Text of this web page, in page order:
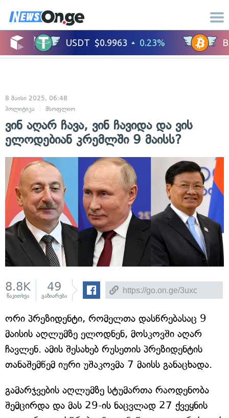
8 მაისი 2025, 06:48
პოლიტიკა
მსოფლიო
ვინ აღარ ჩავა, ვინ ჩავიდა და ვის
ელოდებიან კრემლში 9 მაისს?
8.8K
წაკითხვა
49
გაზიარება
ორი პრეზიდენტი, რომელთა დასწრებასაც 9
მაისის აღლუმზე ელოდნენ, მოსკოვში აღარ
ჩავლენ. ამის შესახებ რუსეთის პრეზიდენტის
თანაშემწემ იური უშაკოვმა 7 მაისს განაცხადა.
გამარჯვების აღლუმზე სტუმართა რაოდენობა
შემცირდა და მას 29-ის ნაცვლად 27 ქვეყნის